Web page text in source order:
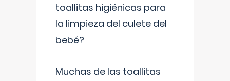
toallitas higiénicas para
la limpieza del culete del
bebé?
Muchas de las toallitas